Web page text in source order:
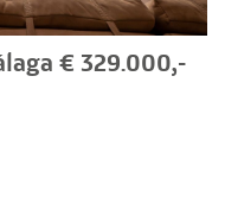
€ 329.000,-